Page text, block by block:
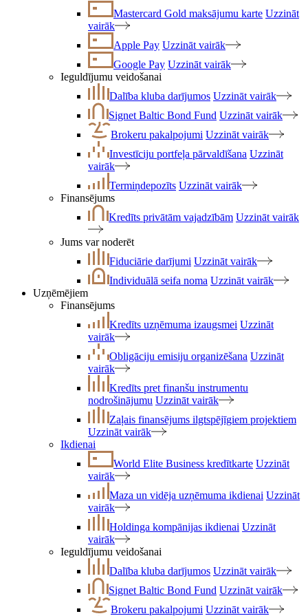
Mastercard Gold maksājumu karte Uzzināt
vairāk
Apple Pay Uzzināt vairāk
Google Pay Uzzināt vairāk
Ieguldījumu veidošanai
Dalība kluba darījumos Uzzināt vairāk
Signet Baltic Bond Fund Uzzināt vairāk
Brokeru pakalpojumi Uzzināt vairāk
Investīciju portfeļa pārvaldīšana Uzzināt
vairāk
Termiņdepozīts Uzzināt vairāk
Finansējums
Kredīts privātām vajadzībām Uzzināt vairāk
Jums var noderēt
Fiduciārie darījumi Uzzināt vairāk
Individuālā seifa noma Uzzināt vairāk
Uzņēmējiem
Finansējums
Kredīts uzņēmuma izaugsmei Uzzināt
vairāk
Obligāciju emisiju organizēšana Uzzināt
vairāk
Kredīts pret finanšu instrumentu
nodrošinājumu Uzzināt vairāk
Zaļais finansējums ilgtspējīgiem projektiem
Uzzināt vairāk
Ikdienai
World Elite Business kredītkarte Uzzināt
vairāk
Maza un vidēja uzņēmuma ikdienai Uzzināt
vairāk
Holdinga kompānijas ikdienai Uzzināt
vairāk
Ieguldījumu veidošanai
Dalība kluba darījumos Uzzināt vairāk
Signet Baltic Bond Fund Uzzināt vairāk
Brokeru pakalpojumi Uzzināt vairāk